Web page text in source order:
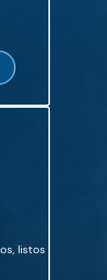
listos